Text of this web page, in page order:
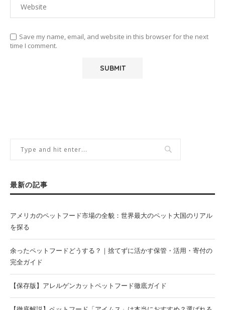
Save my name, email, and website in this browser for the next
time I comment.
最新の記事
アメリカのペットフード市場の全貌：世界最大のペット大国のリアル
を探る
余ったペットフードどうする？｜捨てずに活かす保管・活用・寄付の
完全ガイド
【保存版】アレルゲンカットペットフード徹底ガイド